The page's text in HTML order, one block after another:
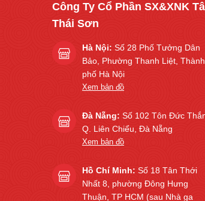
phục”
Công Ty Cổ Phần SX&XNK
Thái Sơn
Hà Nội: Số 28 Phố Tưởng Dân
Bảo, Phường Thanh Liệt, Thành
phố Hà Nội
Xem bản đồ
Đà Nẵng: Số 102 Tôn Đức
Q. Liên Chiểu, Đà Nẵng
Xem bản đồ
Hồ Chí Minh: Số 18 Tân Thới
Nhất 8, phường Đông Hưng
Thuận, TP HCM (sau Nhà ga